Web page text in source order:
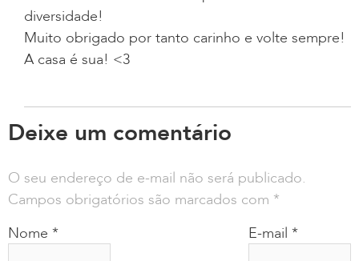
diversidade!
Muito obrigado por tanto carinho e volte sempre!
A casa é sua! <3
Deixe um comentário
O seu endereço de e-mail não será publicado.
Campos obrigatórios são marcados com *
Nome * E-mail *